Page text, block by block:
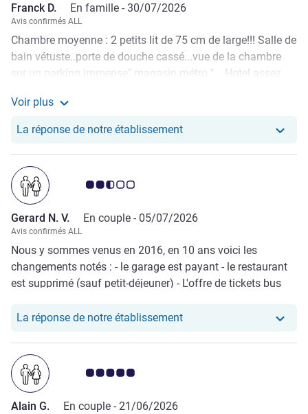
Franck D. En famille - 30/07/2026
Avis confirmés ALL
Chambre moyenne : 2 petits lit de 75 cm de large!!! Salle de
bain vétuste..porte de douche cassé...vue de la chambre
sur un parking immense" magasin métro "... Hotel assez
pour l'offre app, mais reste moyen pas beaucoup de
fruits...jus de fruit mauvais....produit en général bas de
gamme Pas de table pour le petit déjeuner dehors!! Mais
hôtel calme propre tres bien accueilli !!! Très beau bâtiment
de l'extérieur...
Voir plus
La réponse de notre établissementNotre hôtel a repondu au
Note Avis clients 2.5/5
Gerard N. V. En couple - 05/07/2026
Avis confirmés ALL
Nous y sommes venus en 2016, en 10 ans voici les
changements notés : - le garage est payant - le restaurant
est supprimé (sauf petit-déjeuner) - L'offre de tickets bus
restrictions qui déçoivent. Les temps sont durs... Au point
La réponse de notre établissementNotre hôtel a repondu au
Note Avis clients 5.0/5
Alain G. En couple - 21/06/2026